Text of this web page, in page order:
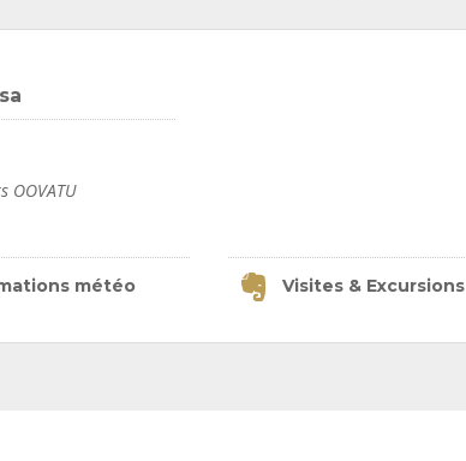
OOVATU
météo Visites & Excursions